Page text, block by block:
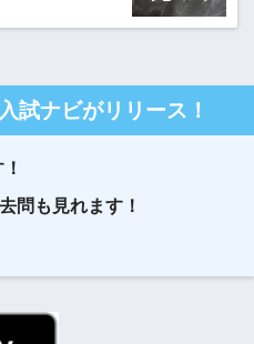
試ナビがリリース！
問も見れます！